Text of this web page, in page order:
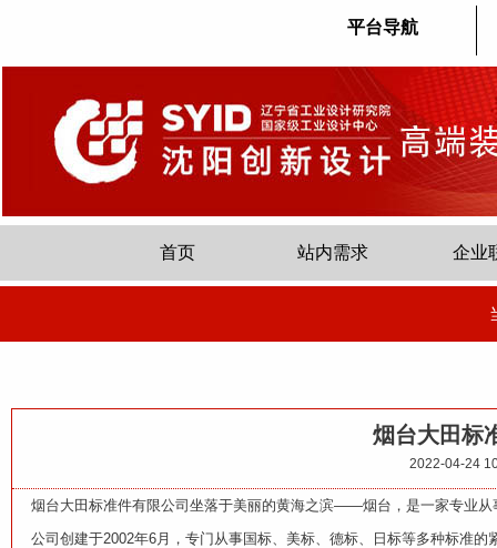
平台导航
首页 站内需求 企业
烟台大田标
2022-04-24
烟台大田标准件有限公司坐落于美丽的黄海之滨——烟台，是一家专业从
公司创建于2002年6月，专门从事国标、美标、德标、日标等多种标准